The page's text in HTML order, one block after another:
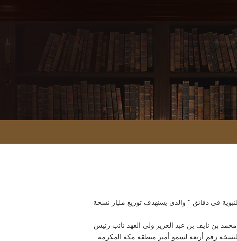
في دقائق " والذي يستهدف توزيع مليار نسخة
بن نايف بن عبد العزيز ولي العهد نائب رئيس
رقم أربعة لسمو أمير منطقة مكة المكرمة